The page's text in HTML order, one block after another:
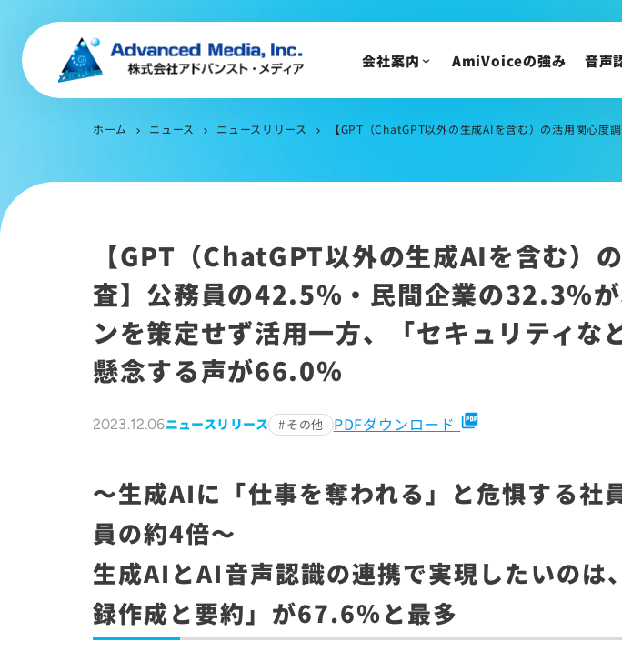
トップメッセージ
会社沿革
サステナビリティ
メディア掲載
イベント・セミナー
会社案内 AmiVoiceの強み 音声
ホーム chevron_right ニュース chevron_right ニュースリリース chevron_right 【GPT（ChatGPT以外の生成AIを含む）の活用関心度調査】公務員
【GPT（ChatGPT以外の生成AIを含む）
査】公務員の42.5％・民間企業の32.3％
ンを策定せず活用一方、「セキュリティな
懸念する声が66.0％
2023.12.06ニュースリリース その他 PDFダウンロード picture_as_pdf
～生成AIに「仕事を奪われる」と危惧する社
員の約4倍～
生成AIとAI音声認識の連携で実現したいのは
録作成と要約」が67.6％と最多